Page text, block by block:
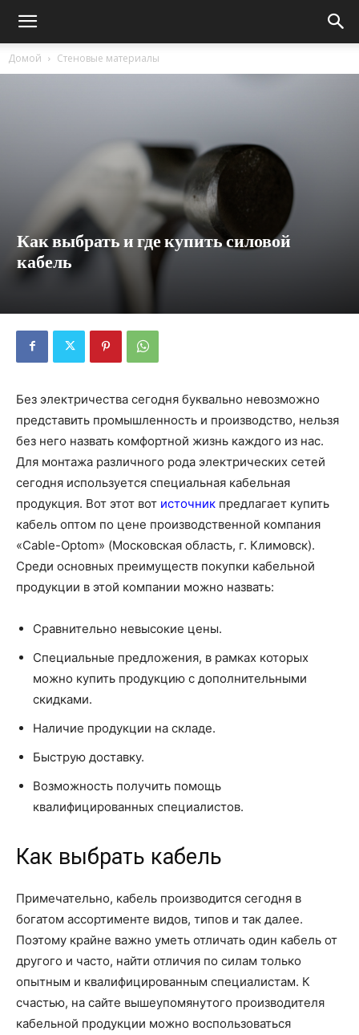
Домой Стеновые материалы
Как выбрать и где купить силовой
кабель
Без электричества сегодня буквально невозможно
представить промышленность и производство, нельзя
без него назвать комфортной жизнь каждого из нас.
Для монтажа различного рода электрических сетей
сегодня используется специальная кабельная
продукция. Вот этот вот источник предлагает купить
кабель оптом по цене производственной компания
«Cable-Optom» (Московская область, г. Климовск).
Среди основных преимуществ покупки кабельной
продукции в этой компании можно назвать:
Сравнительно невысокие цены.
Специальные предложения, в рамках которых
можно купить продукцию с дополнительными
скидками.
Наличие продукции на складе.
Быструю доставку.
Возможность получить помощь
квалифицированных специалистов.
Как выбрать кабель
Примечательно, кабель производится сегодня в
богатом ассортименте видов, типов и так далее.
Поэтому крайне важно уметь отличать один кабель от
другого и часто, найти отличия по силам только
опытным и квалифицированным специалистам. К
счастью, на сайте вышеупомянутого производителя
кабельной продукции можно воспользоваться